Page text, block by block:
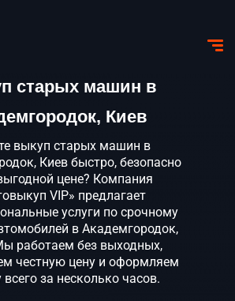
старых машин в
Киев
выкуп старых машин в
Киев быстро, безопасно
цене? Компания
VIP» предлагает
услуги по срочному
в Академгородок,
работаем без выходных,
честную цену и оформляем
всего за несколько часов.